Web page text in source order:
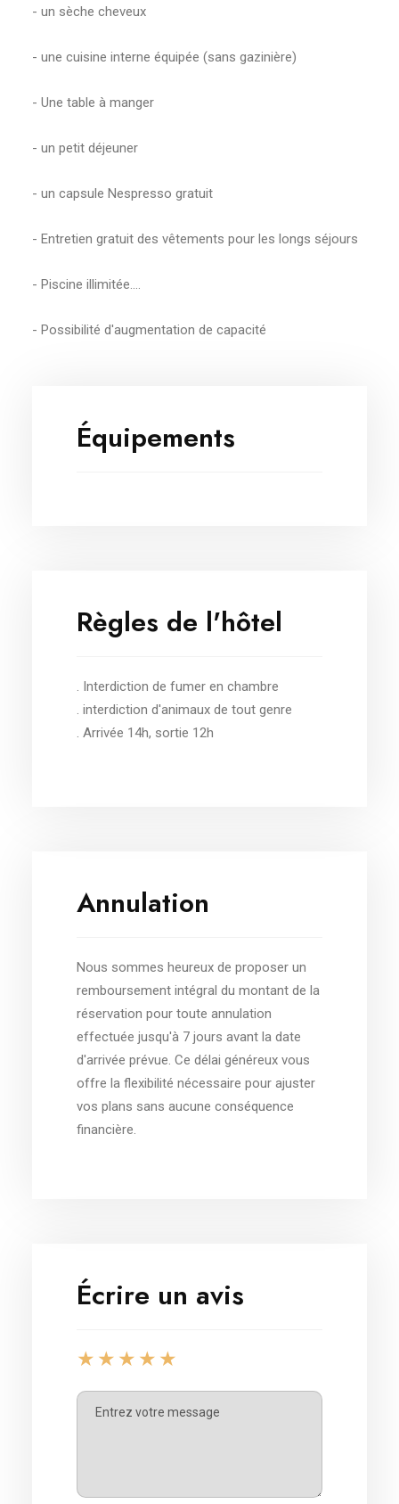
‎- un sèche cheveux
‎- une cuisine interne équipée (sans gazinière)
‎- Une table à manger
‎- un petit déjeuner
‎- un capsule Nespresso gratuit
‎- Entretien gratuit des vêtements pour les longs séjours
‎- Piscine illimitée.…
‎- Possibilité d'augmentation de capacité
Équipements
Règles de l'hôtel
. Interdiction de fumer en chambre
. interdiction d'animaux de tout genre
. Arrivée 14h, sortie 12h
Annulation
Nous sommes heureux de proposer un
remboursement intégral du montant de la
réservation pour toute annulation
effectuée jusqu'à 7 jours avant la date
d'arrivée prévue. Ce délai généreux vous
offre la flexibilité nécessaire pour ajuster
vos plans sans aucune conséquence
financière.
Écrire un avis